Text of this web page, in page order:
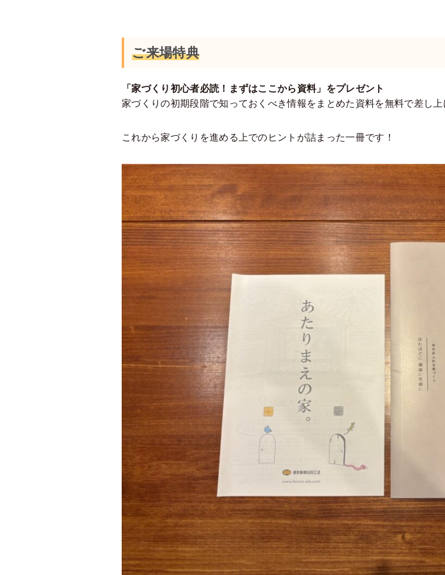
ご来場特典
「家づくり初心者必読！まずはここから資料」をプレゼント
家づくりの初期段階で知っておくべき情報をまとめた資料を無料で差し上
これから家づくりを進める上でのヒントが詰まった一冊です！